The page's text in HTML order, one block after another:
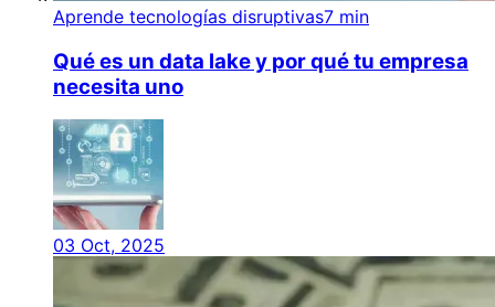
Aprende tecnologías disruptivas7 min
Qué es un data lake y por qué tu empresa
necesita uno
03 Oct, 2025